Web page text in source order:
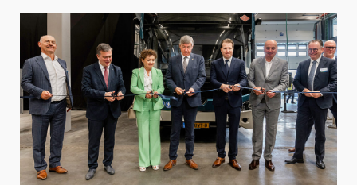
Gleis-